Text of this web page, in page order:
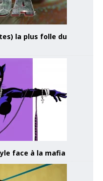
la plus folle du
face à la mafia